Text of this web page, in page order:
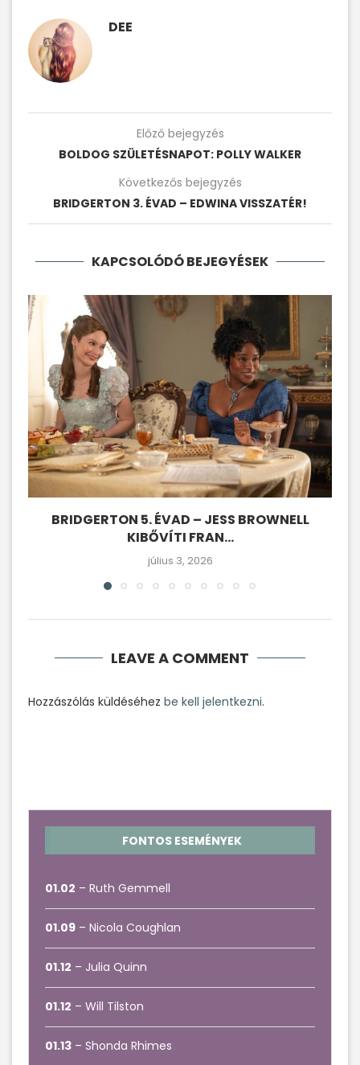
DEE
Előző bejegyzés
BOLDOG SZÜLETÉSNAPOT: POLLY WALKER
Következős bejegyzés
BRIDGERTON 3. ÉVAD – EDWINA VISSZATÉR!
KAPCSOLÓDÓ BEJEGYÉSEK
BRIDGERTON 5. ÉVAD – JESS BROWNELL
KIBŐVÍTI FRAN...
július 3, 2026
LEAVE A COMMENT
Hozzászólás küldéséhez be kell jelentkezni.
FONTOS ESEMÉNYEK
01.02 – Ruth Gemmell
01.09 – Nicola Coughlan
01.12 – Julia Quinn
01.12 – Will Tilston
01.13 – Shonda Rhimes